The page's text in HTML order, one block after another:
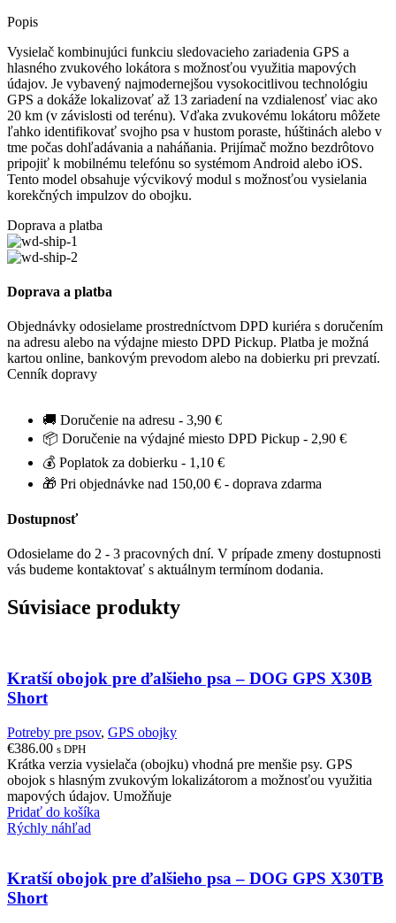
Popis
Vysielač kombinujúci funkciu sledovacieho zariadenia GPS a
hlasného zvukového lokátora s možnosťou využitia mapových
údajov. Je vybavený najmodernejšou vysokocitlivou technológiu
GPS a dokáže lokalizovať až 13 zariadení na vzdialenosť viac ako
20 km (v závislosti od terénu). Vďaka zvukovému lokátoru môžete
ľahko identifikovať svojho psa v hustom poraste, húštinách alebo v
tme počas dohľadávania a naháňania. Prijímač možno bezdrôtovo
pripojiť k mobilnému telefónu so systémom Android alebo iOS.
Tento model obsahuje výcvikový modul s možnosťou vysielania
korekčných impulzov do obojku.
Doprava a platba
Doprava a platba
Objednávky odosielame prostredníctvom DPD kuriéra s doručením
na adresu alebo na výdajne miesto DPD Pickup. Platba je možná
kartou online, bankovým prevodom alebo na dobierku pri prevzatí.
Cenník dopravy
🚚 Doručenie na adresu - 3,90 €
📦 Doručenie na výdajné miesto DPD Pickup - 2,90 €
💰 Poplatok za dobierku - 1,10 €
🎁 Pri objednávke nad 150,00 € - doprava zdarma
Dostupnosť
Odosielame do 2 - 3 pracovných dní. V prípade zmeny dostupnosti
vás budeme kontaktovať s aktuálnym termínom dodania.
Súvisiace produkty
Kratší obojok pre ďalšieho psa – DOG GPS X30B
Short
Potreby pre psov, GPS obojky
€386.00 s DPH
Krátka verzia vysielača (obojku) vhodná pre menšie psy. GPS
obojok s hlasným zvukovým lokalizátorom a možnosťou využitia
mapových údajov. Umožňuje
Pridať do košíka
Rýchly náhľad
Kratší obojok pre ďalšieho psa – DOG GPS X30TB
Short